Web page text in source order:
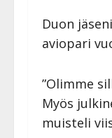
Duon
aviopari
”Olimme
Myös
muisteli